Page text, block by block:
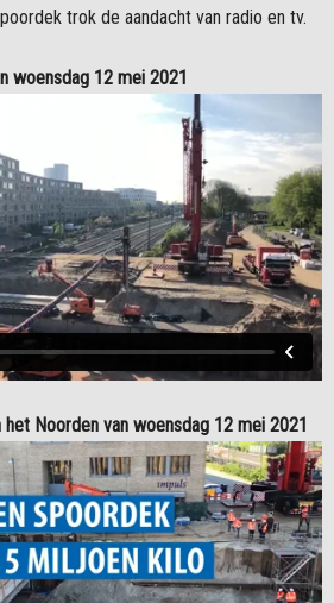
trok de aandacht van radio en tv.
woensdag 12 mei 2021
het Noorden van woensdag 12 mei 2021